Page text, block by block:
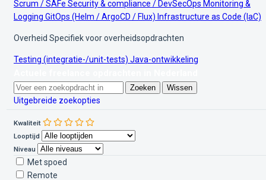
Scrum / SAFe Security & compliance / DevSecOps Monitoring &
Logging GitOps (Helm / ArgoCD / Flux) Infrastructure as Code (IaC)
Overheid Specifiek voor overheidsopdrachten
Testing (integratie-/unit-tests) Java-ontwikkeling
Zoeken Wissen
Uitgebreide zoekopties
Kwaliteit
Looptijd
Niveau
Met spoed
Remote